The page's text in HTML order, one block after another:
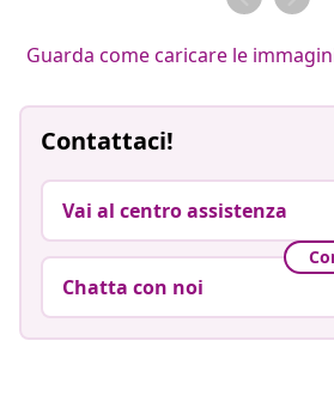
Guarda come caricare le
Contattaci!
Vai al centro assistenza
Chatta con noi